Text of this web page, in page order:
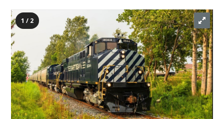
1 / 2